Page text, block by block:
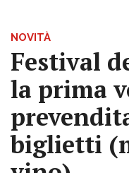
NOVITÀ
Festival
la prima
biglietti